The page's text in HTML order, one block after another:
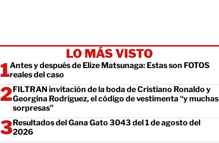
LO MÁS VISTO
Antes y después de Elize Matsunaga: Estas son FOTOS
reales del caso
FILTRAN invitación de la boda de Cristiano Ronaldo y
Georgina Rodríguez, el código de vestimenta “y muchas
sorpresas”
Resultados del Gana Gato 3043 del 1 de agosto del
2026